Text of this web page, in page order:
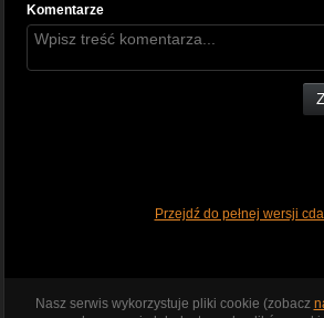
Komentarze
Przejdź do pełnej wersji
Nasz serwis wykorzystuje pliki cookie (zobacz